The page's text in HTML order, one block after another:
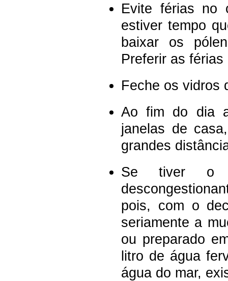
Evite férias no
estiver tempo
baixar os
Preferir as
Feche os vidros
Ao fim do dia
janelas de
grandes
Se tiver o
pois, com o
seriamente a
ou preparado
litro de água
água do mar,